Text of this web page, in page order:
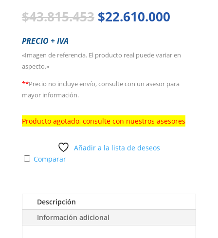
$43.815.453 El
precio
era:
$43.815.453.
$22.610.000El
es:
PRECIO + IVA
«Imagen de referencia. El producto real puede variar en
aspecto.»
**Precio no incluye envío, consulte con un asesor para
mayor información.
Producto agotado, consulte con nuestros asesores
Añadir a la lista de deseos
Comparar
Descripción
Información adicional